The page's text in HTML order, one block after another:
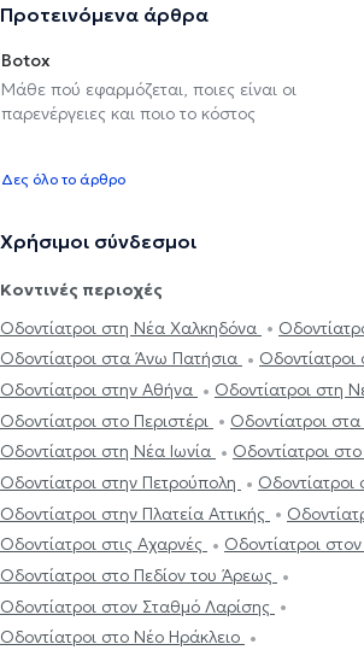
Προτεινόμενα άρθρα
Botox
Μάθε πού εφαρμόζεται, ποιες είναι οι
παρενέργειες και ποιο το κόστος
Δες όλο το άρθρο
Χρήσιμοι σύνδεσμοι
Κοντινές περιοχές
Οδοντίατροι στη Νέα Χαλκηδόνα
Οδοντίατροι στα Άνω Πατήσια
Οδοντίατροι στην Αθήνα
Οδοντίατροι στη
Οδοντίατροι στο Περιστέρι
Οδοντίατροι
Οδοντίατροι στη Νέα Ιωνία
Οδοντίατροι
Οδοντίατροι στην Πετρούπολη
Οδοντίατροι
Οδοντίατροι στην Πλατεία Αττικής
Οδοντίατροι στις Αχαρνές
Οδοντίατροι
Οδοντίατροι στο Πεδίον του Άρεως
Οδοντίατροι στον Σταθμό Λαρίσης
Οδοντίατροι στο Νέο Ηράκλειο